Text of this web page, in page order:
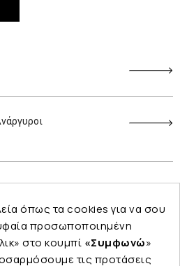
όπως τα cookies για να σου
προσωποποιημένη
στο κουμπί «Συμφωνώ»
τις προτάσεις